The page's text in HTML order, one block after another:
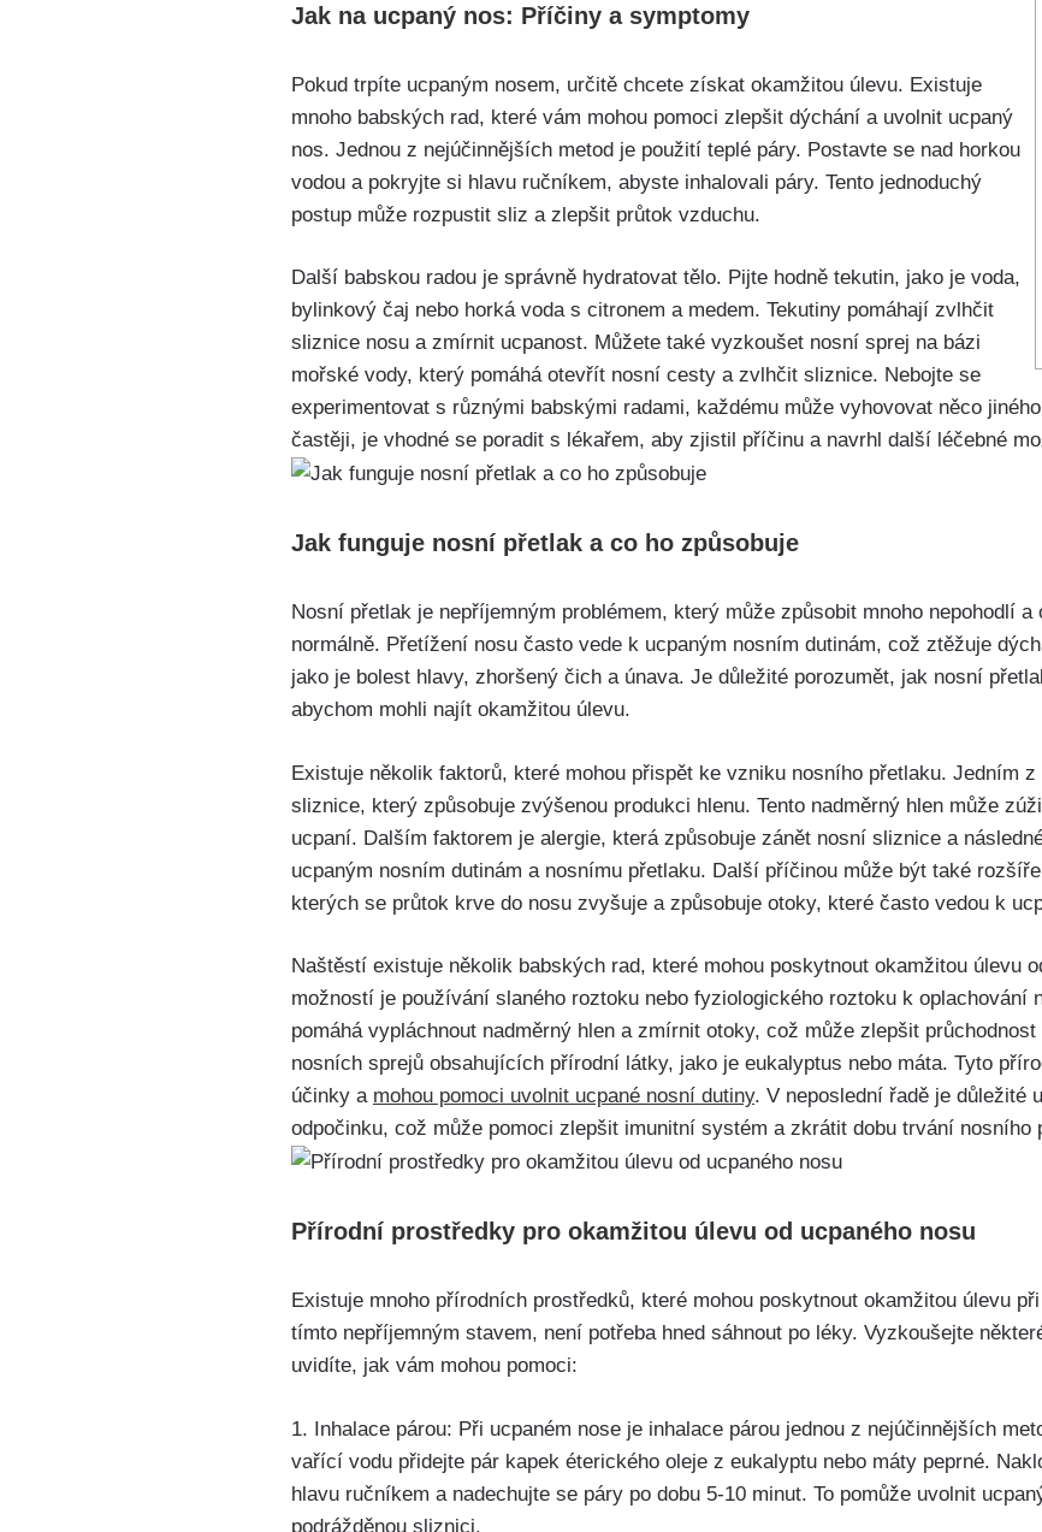
Jak na⁣ ucpaný nos: ‍Příčiny a symptomy
Pokud ​trpíte ucpaným nosem, určitě ⁣chcete získat okamžitou úlevu. Existuje
mnoho babských rad, ⁤které vám ⁤mohou pomoci zlepšit ‍dýchání a uvolnit ucpaný
nos. ‍Jednou z‍ nejúčinnějších ​metod je použití‌ teplé páry. ⁣Postavte se nad horkou
vodou a pokryjte⁢ si hlavu ručníkem, abyste inhalovali páry.​ Tento jednoduchý
postup‍ může‍ rozpustit sliz ⁣a zlepšit průtok‍ vzduchu.
Další‌ babskou radou⁢ je správně‍ hydratovat tělo. Pijte hodně ⁢tekutin,‌ jako je voda,
bylinkový⁣ čaj ⁢nebo horká⁢ voda ‌s ⁣citronem‌ a medem. Tekutiny ‌pomáhají zvlhčit
‌sliznice‌ nosu a zmírnit​ ucpanost.⁣ Můžete také ​vyzkoušet nosní sprej na ⁢bázi
mořské vody, který pomáhá otevřít nosní cesty a‍ zvlhčit ⁤sliznice. Nebojte se
experimentovat⁤ s různými babskými radami,⁣ každému může vyhovovat něco
častěji,⁢ je vhodné se poradit​ s lékařem, aby⁢ zjistil příčinu a navrhl další léčebné
Jak funguje⁣ nosní⁢ přetlak a co ho způsobuje
Nosní přetlak je nepříjemným problémem, který může způsobit mnoho ‌nepohodlí⁤
normálně. Přetížení nosu⁣ často vede k⁣ ucpaným nosním dutinám, což ztěžuje
jako ⁢je bolest hlavy, ⁤zhoršený čich a únava. Je⁢ důležité⁢ porozumět, ⁣jak ⁢nosní
abychom mohli najít okamžitou úlevu.
Existuje ⁤několik faktorů,‍ které mohou přispět ke vzniku ‌nosního přetlaku. Jedním
‌sliznice, který způsobuje zvýšenou produkci hlenu.⁣ Tento⁢ nadměrný hlen může‍
ucpaní. Dalším faktorem je alergie, ⁣která způsobuje ⁢zánět nosní sliznice ⁤a
ucpaným⁢ nosním dutinám a nosnímu přetlaku. Další⁢ příčinou může⁣ být také
kterých se⁤ průtok krve do nosu zvyšuje a způsobuje otoky,​ které ⁢často vedou k
Naštěstí existuje několik‍ babských ‌rad, ‍které mohou poskytnout okamžitou ‌úlevu
‌možností je používání ‌slaného roztoku nebo fyziologického roztoku k oplachování
pomáhá vypláchnout nadměrný hlen a‍ zmírnit otoky, což‍ může zlepšit
nosních sprejů obsahujících přírodní ​látky, jako je eukalyptus nebo ​máta. Tyto
účinky a mohou pomoci uvolnit ucpané nosní⁤ dutiny. ⁤V neposlední řadě je ⁣důležité
odpočinku, což může pomoci zlepšit imunitní systém​ a ​zkrátit dobu trvání ‌nosního
Přírodní​ prostředky pro okamžitou ‌úlevu⁤ od ucpaného‍ nosu
Existuje mnoho‍ přírodních prostředků, které mohou poskytnout⁤ okamžitou úlevu
tímto nepříjemným ⁤stavem,​ není potřeba hned sáhnout po ⁢léky. Vyzkoušejte
uvidíte, jak vám mohou pomoci:
1. Inhalace párou: Při ucpaném ⁣nose‌ je inhalace‍ párou jednou z nejúčinnějších
vařící ​vodu přidejte pár⁣ kapek éterického oleje z⁢ eukalyptu nebo máty peprné.
hlavu ručníkem a nadechujte se ⁤páry po dobu ⁣5-10 minut. To pomůže uvolnit
podrážděnou sliznici.